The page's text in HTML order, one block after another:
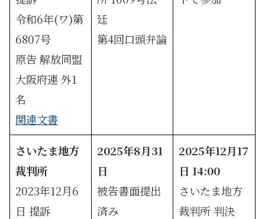
令和6年(ワ)第
6807号
原告 解放同盟
大阪府連 外1
名
関連文書
廷
第4回口頭弁論
さいたま地方
裁判所
2023年12月6
日 提訴
2025年8月31
日
被告書面提出
済み
2025年12月17
日 14:00
さいたま地方
裁判所 判決